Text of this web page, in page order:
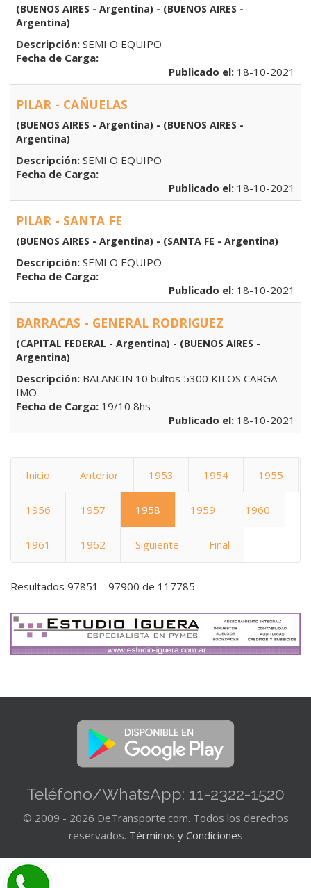
(BUENOS AIRES - Argentina) - (BUENOS AIRES -
Argentina)
Descripción: SEMI O EQUIPO
Fecha de Carga:
Publicado el: 18-10-2021
PILAR - CAÑUELAS
(BUENOS AIRES - Argentina) - (BUENOS AIRES -
Argentina)
Descripción: SEMI O EQUIPO
Fecha de Carga:
Publicado el: 18-10-2021
PILAR - SANTA FE
(BUENOS AIRES - Argentina) - (SANTA FE - Argentina)
Descripción: SEMI O EQUIPO
Fecha de Carga:
Publicado el: 18-10-2021
BARRACAS - GENERAL RODRIGUEZ
(CAPITAL FEDERAL - Argentina) - (BUENOS AIRES -
Argentina)
Descripción: BALANCIN 10 bultos 5300 KILOS CARGA
IMO
Fecha de Carga: 19/10 8hs
Publicado el: 18-10-2021
Inicio Anterior 1953 1954 1955
1956 1957 1958 1959 1960
1961 1962 Siguiente Final
Resultados 97851 - 97900 de 117785
Teléfono/WhatsApp: 11-2322-1520
© 2009 - 2026 DeTransporte.com. Todos los derechos
reservados. Términos y Condiciones